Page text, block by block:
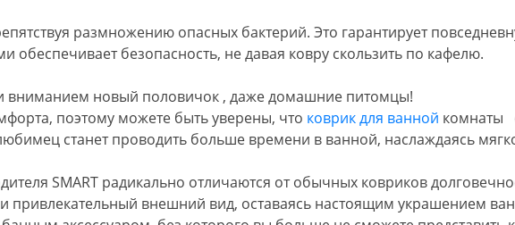
размножению опасных бактерий. Это гарантирует
обеспечивает безопасность, не давая ковру скользить по кафелю.
вниманием новый половичок , даже домашние питомцы!
поэтому можете быть уверены, что коврик для ванной комнаты
станет проводить больше времени в ванной, наслаждаясь
SMART радикально отличаются от обычных ковриков
привлекательный внешний вид, оставаясь настоящим украшением